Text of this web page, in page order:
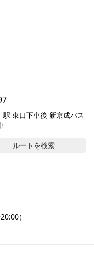
駅 東口下車後 新京成バス
ルートを検索
）